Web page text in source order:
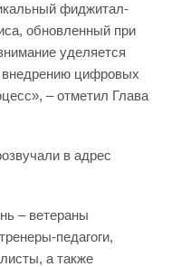
фиджитал-
обновленный при
уделяется
цифровых
– отметил Глава
в адрес
– ветераны
а также